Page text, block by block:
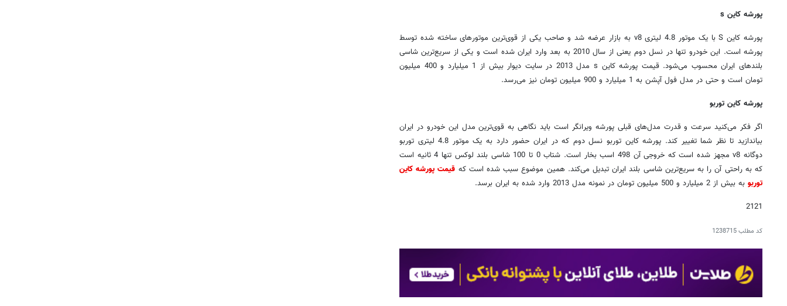
پورشه کاین s
پورشه کاین Sبا یک موتور 4.8 لیتری v8 به بازار عرضه شد و صاحب یکی از قوی‌ترین موتورهای ساخته شده توسط
پورشه است. این خودرو تنها در نسل دوم یعنی از سال 2010 به بعد وارد ایران شده است و یکی از سریع‌ترین شاسی
بلندهای ایران محسوب می‌شود. قیمت پورشه کاین s
مدل 2013 در سایت دیوار بیش از 1 میلیارد و 400 میلیون
تومان است و حتی در مدل فول آپشن به 1 میلیارد و 900 میلیون تومان نیز می‌رسد.
پورشه کاین توربو
اگر فکر می‌کنید سرعت و قدرت مدل‌های قبلی پورشه ویرانگر است باید نگاهی به قوی‌ترین مدل این خودرو در ایران
بیاندازید تا نظر شما تغییر کند. پورشه کاین توربو نسل دوم که در ایران حضور دارد به یک موتور 4.8 لیتری توربو
دوگانه v8
مجهز شده است که خروجی آن 498 اسب بخار است. شتاب 0 تا 100 شاسی بلند لوکس تنها 4 ثانیه است
که به راحتی آن را به سریع‌ترین شاسی بلند ایران تبدیل می‌کند. همین موضوع سبب شده است که قیمت پورشه کاین
توربو به بیش از 2 میلیارد و 500 میلیون تومان در نمونه مدل 2013 وارد شده به ایران برسد.
2121
کد مطلب1238715